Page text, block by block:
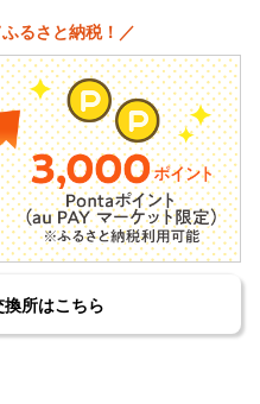
るさと納税！／
所はこちら